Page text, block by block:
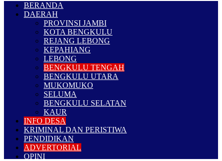
BERANDA
DAERAH
PROVINSI JAMBI
KOTA BENGKULU
REJANG LEBONG
KEPAHIANG
LEBONG
BENGKULU TENGAH
BENGKULU UTARA
MUKOMUKO
SELUMA
BENGKULU SELATAN
KAUR
INFO DESA
KRIMINAL DAN PERISTIWA
PENDIDIKAN
ADVERTORIAL
OPINI